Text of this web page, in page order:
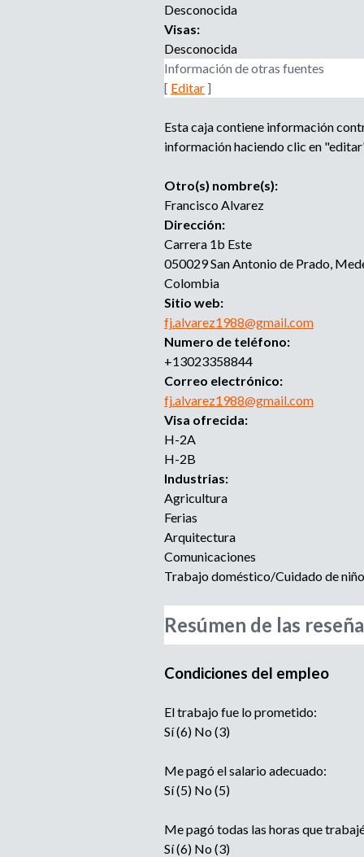
Desconocida
Visas:
Desconocida
Información de otras fuentes
[ Editar ]
Esta caja contiene información
información haciendo clic en
Otro(s) nombre(s):
Francisco Alvarez
Dirección:
Carrera 1b Este
050029San Antonio de Prado,
Colombia
Sitio web:
fj.alvarez1988@gmail.com
Numero de teléfono:
+13023358844
Correo electrónico:
fj.alvarez1988@gmail.com
Visa ofrecida:
H-2A
H-2B
Industrias:
Agricultura
Ferias
Arquitectura
Comunicaciones
Trabajo doméstico/Cuidado de
Resúmen de las
Condiciones del empleo
El trabajo fue lo prometido:
Sí (6) No (3)
Me pagó el salario adecuado:
Sí (5) No (5)
Me pagó todas las horas que
Sí (6) No (3)